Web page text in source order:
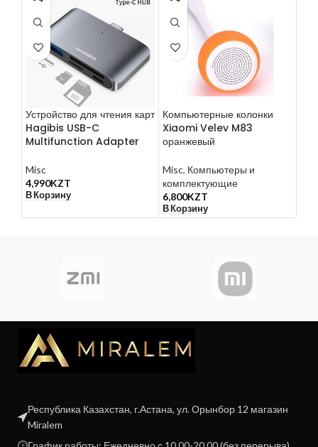
Устройство для чтения карт
Hagibis USB-C
Multifunction Adapter
Misc
4,990KZT
В Корзину
Компьютерные колонки
Xiaomi Velev M83
оранжевый
Misc, Компьютеры и
комплектующие
6,800KZT
В Корзину
Республика Казахстан, г.Астана, ул. Орынбор 12 магазин
Miralem